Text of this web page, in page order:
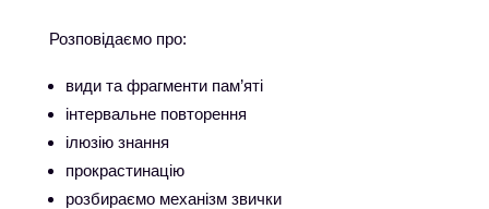
Розповідаємо про:
види та фрагменти пам’яті
інтервальне повторення
ілюзію знання
прокрастинацію
розбираємо механізм звички